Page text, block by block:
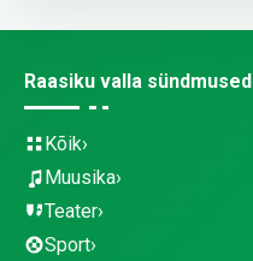
Raasiku valla sündmused
Kõik
Muusika
Teater
Sport